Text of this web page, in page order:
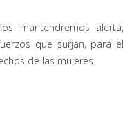
mantendremos alerta,
que surjan, para el
de las mujeres.